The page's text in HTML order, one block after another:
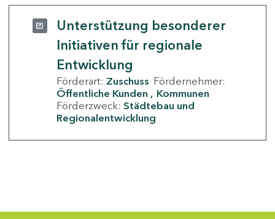
Unterstützung besonderer
Initiativen für regionale
Entwicklung
Förderart: Zuschuss Fördernehmer:
Öffentliche Kunden
Kommunen
Förderzweck: Städtebau und
Regionalentwicklung